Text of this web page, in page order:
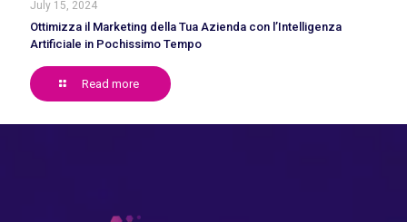
July 15, 2024
Ottimizza il Marketing della Tua Azienda con l’Intelligenza
Artificiale in Pochissimo Tempo
Read more